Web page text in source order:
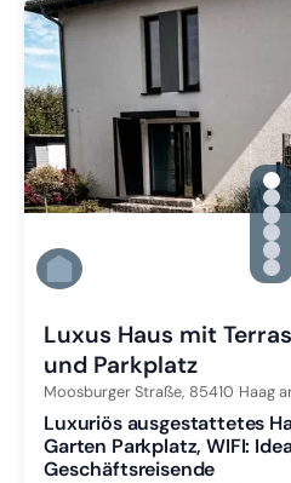
Luxus Haus mit
und Parkplatz
Moosburger Straße, 85410 Haag
Luxuriös ausgestattetes
Garten Parkplatz, WIFI:
Geschäftsreisende